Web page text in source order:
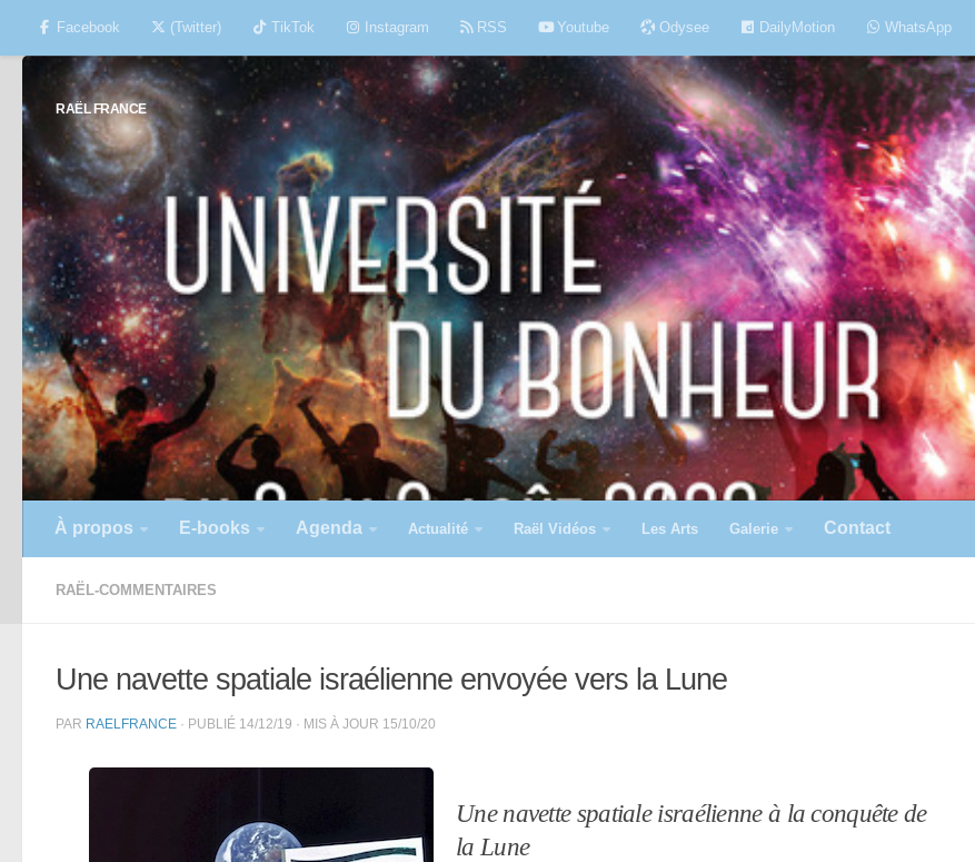
Skip to content
Facebook (Twitter) TikTok Instagram RSS Youtube Odysee DailyMotion WhatsApp
RAËL FRANCE
À propos E-books Agenda Actualité Raël Vidéos Les Arts Galerie Contact
RAËL-COMMENTAIRES
Une navette spatiale israélienne envoyée vers la Lune
PAR RAELFRANCE · PUBLIÉ 14/12/19 · MIS À JOUR 15/10/20
Une navette spatiale israélienne à la conquête de
la Lune